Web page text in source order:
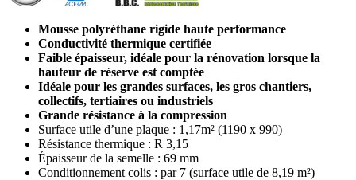
Mousse polyréthane rigide haute performance
Conductivité thermique certifiée
Faible épaisseur, idéale pour la rénovation lorsque la
hauteur de réserve est comptée
Idéale pour les grandes surfaces, les gros chantiers,
collectifs, tertiaires ou industriels
Grande résistance à la compression
Surface utile d’une plaque : 1,17m² (1190 x 990)
Résistance thermique : R 3,15
Épaisseur de la semelle : 69 mm
Conditionnement colis : par 7 (surface utile de 8,19 m²)